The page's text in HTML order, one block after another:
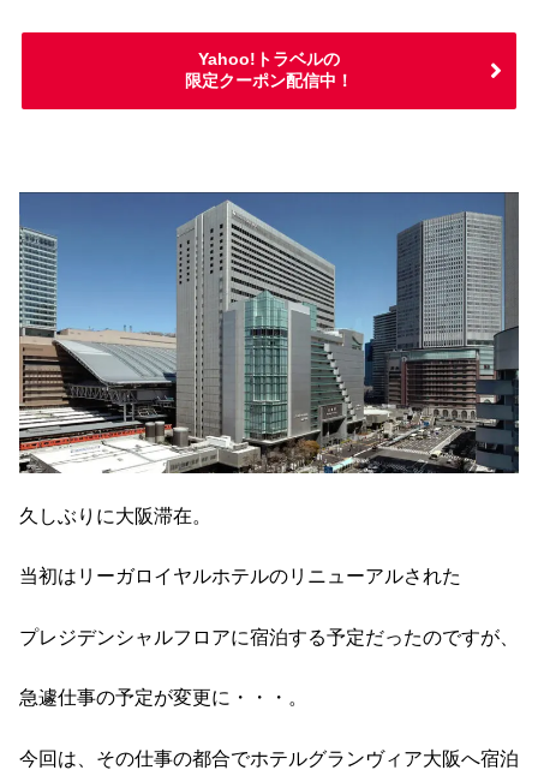
Yahoo!トラベルの
限定クーポン配信中！
久しぶりに大阪滞在。
当初はリーガロイヤルホテルのリニューアルされた
プレジデンシャルフロアに宿泊する予定だったのですが、
急遽仕事の予定が変更に・・・。
今回は、その仕事の都合でホテルグランヴィア大阪へ宿泊